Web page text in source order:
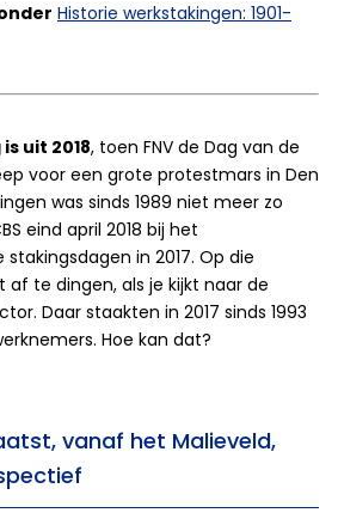
Historie werkstakingen: 1901-
uit 2018, toen FNV de Dag van de
voor een grote protestmars in Den
was sinds 1989 niet meer zo
eind april 2018 bij het
in 2017. Op die
te dingen, als je kijkt naar de
Daar staakten in 2017 sinds 1993
Hoe kan dat?
vanaf het Malieveld,